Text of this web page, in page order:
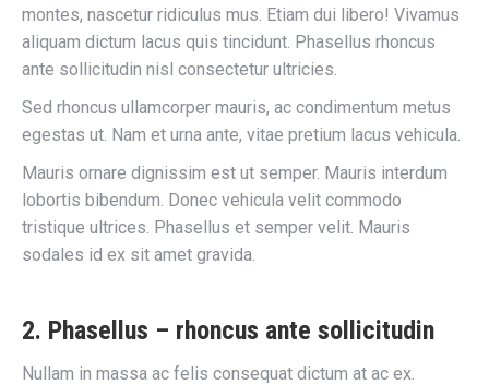
montes, nascetur ridiculus mus. Etiam dui libero! Vivamus
aliquam dictum lacus quis tincidunt. Phasellus rhoncus
ante sollicitudin nisl consectetur ultricies.
Sed rhoncus ullamcorper mauris, ac condimentum metus
egestas ut. Nam et urna ante, vitae pretium lacus vehicula.
Mauris ornare dignissim est ut semper. Mauris interdum
lobortis bibendum. Donec vehicula velit commodo
tristique ultrices. Phasellus et semper velit. Mauris
sodales id ex sit amet gravida.
2. Phasellus – rhoncus ante sollicitudin
Nullam in massa ac felis consequat dictum at ac ex.